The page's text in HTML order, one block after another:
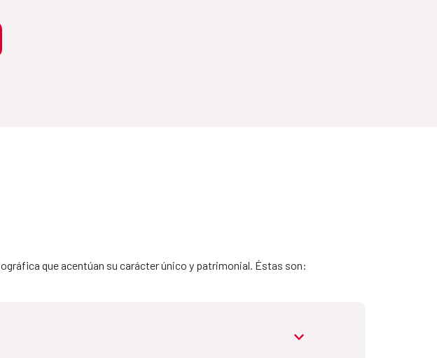
que acentúan su carácter único y patrimonial. Éstas son:
abrir.desplegable